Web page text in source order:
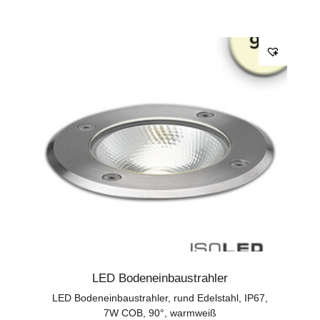
LED Bodeneinbaustrahler
LED Bodeneinbaustrahler, rund Edelstahl, IP67,
7W COB, 90°, warmweiß